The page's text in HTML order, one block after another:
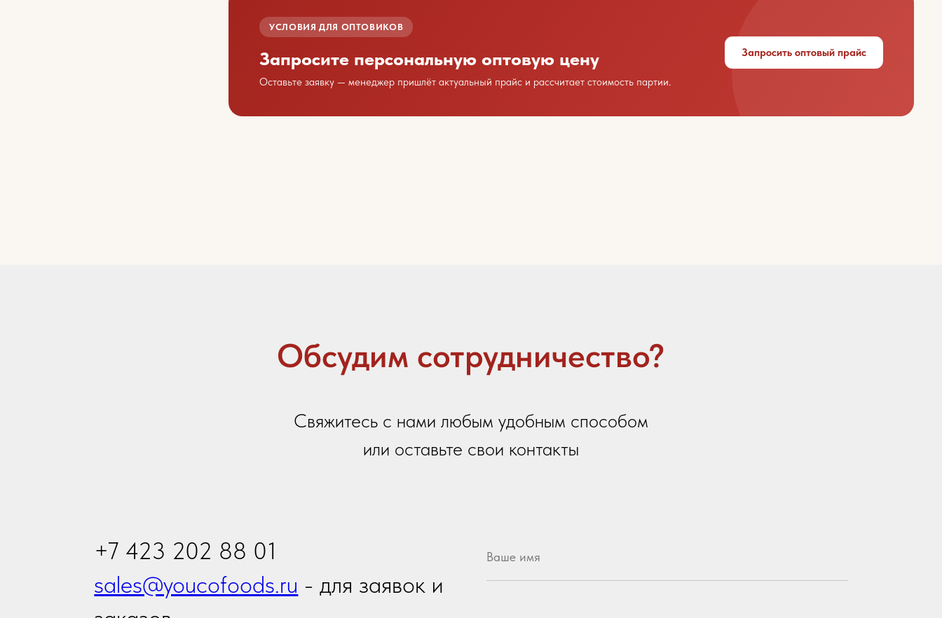
УСЛОВИЯ ДЛЯ ОПТОВИКОВ
Запросите персональную оптовую цену
Оставьте заявку — менеджер пришлёт актуальный прайс и рассчитает стоимость партии.
Запросить оптовый прайс
Обсудим сотрудничество?
предложений по сотрудничеству
Склад:
Приморский край, г. Артем, ул. Гагарина, 47
Название вашей организации
Ваш город